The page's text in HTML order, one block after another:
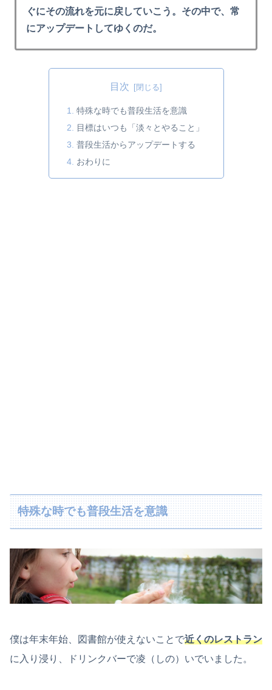
ぐにその流れを元に戻していこう。その中で、常
にアップデートしてゆくのだ。
目次
特殊な時でも普段生活を意識
目標はいつも「淡々とやること」
普段生活からアップデートする
おわりに
特殊な時でも普段生活を意識
僕は年末年始、図書館が使えないことで近くのレストラン
に入り浸り、ドリンクバーで凌（しの）いでいました。